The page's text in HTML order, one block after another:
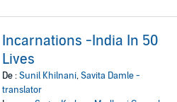
Incarnations -India In 50
Lives
De :Sunil Khilnani,Savita Damle -
translator